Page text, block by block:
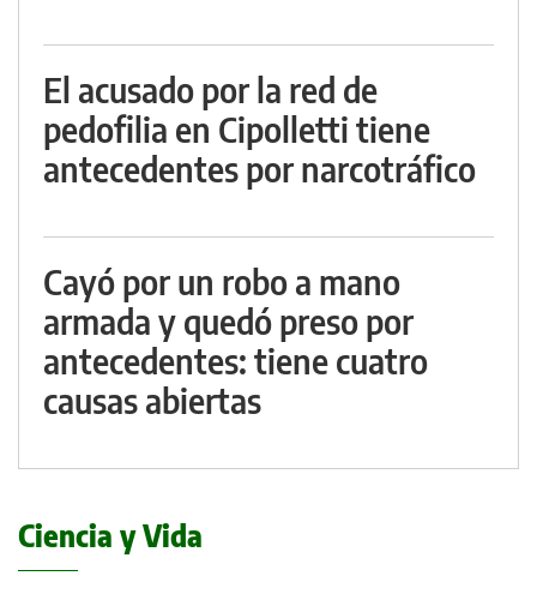
El acusado por la red de
pedofilia en Cipolletti tiene
antecedentes por narcotráfico
Cayó por un robo a mano
armada y quedó preso por
antecedentes: tiene cuatro
causas abiertas
Ciencia y Vida